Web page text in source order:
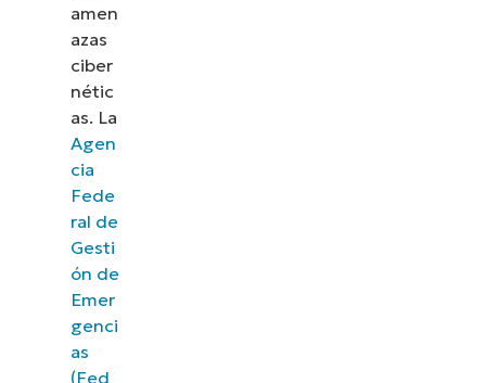
amen
azas
ciber
nétic
as. La
Agen
cia
Fede
ral de
Gesti
ón de
Emer
genci
as
(Fed
Descubre NinjaOne en
Explora nuestras demos bajo demanda y descubre